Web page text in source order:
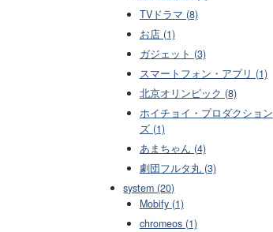
TVドラマ (8)
お店 (1)
ガジェット (3)
スマートフォン・アプリ (1)
北京オリンピック (8)
ホイチョイ・プロダクション
ズ (1)
あまちゃん (4)
劇団フルタ丸 (3)
system (20)
Mobify (1)
chromeos (1)